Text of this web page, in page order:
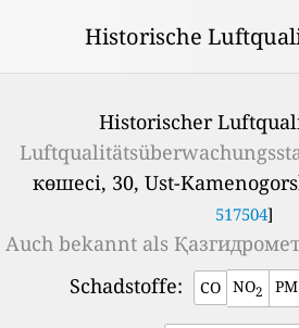
Historische
Historischer
көшесі, 30, Ust-
517504]
Auch bekannt als
Schadstoffe:
CO NO2 PM